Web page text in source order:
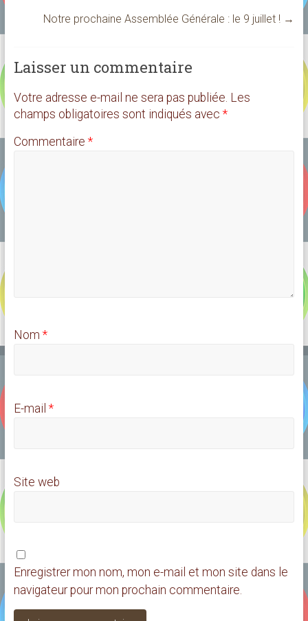
Notre prochaine Assemblée Générale : le 9 juillet ! →
Laisser un commentaire
Votre adresse e-mail ne sera pas publiée. Les
champs obligatoires sont indiqués avec *
Commentaire *
Nom *
E-mail *
Site web
Enregistrer mon nom, mon e-mail et mon site dans le
navigateur pour mon prochain commentaire.